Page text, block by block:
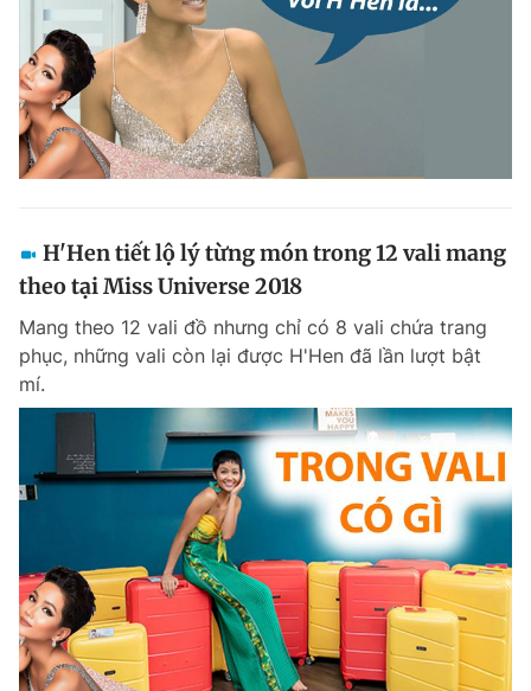
H'Hen tiết lộ lý từng món trong 12 vali mang
theo tại Miss Universe 2018
Mang theo 12 vali đồ nhưng chỉ có 8 vali chứa trang
phục, những vali còn lại được H'Hen đã lần lượt bật
mí.